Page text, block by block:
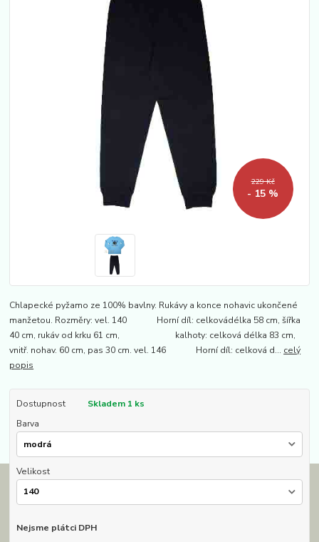
229 Kč
- 15 %
Chlapecké pyžamo ze 100% bavlny. Rukávy a konce nohavic ukončené
manžetou. Rozměry: vel. 140 Horní díl: celkovádélka 58 cm, šířka
40 cm, rukáv od krku 61 cm, kalhoty: celková délka 83 cm,
vnitř. nohav. 60 cm, pas 30 cm. vel. 146 Horní díl: celková d... celý
popis
Dostupnost
Skladem 1 ks
Barva
Velikost
Nejsme plátci DPH